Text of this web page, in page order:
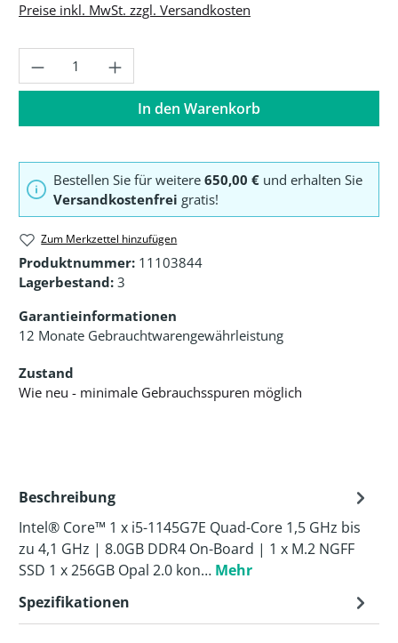
Preise inkl. MwSt. zzgl. Versandkosten
Produkt Anzahl: Gib den gewünschten
In den Warenkorb
Bestellen Sie für weitere 650,00 € und erhalten Sie
Versandkostenfrei gratis!
Zum Merkzettel hinzufügen
Produktnummer: 11103844
Lagerbestand: 3
Garantieinformationen
12 Monate Gebrauchtwarengewährleistung
Zustand
Wie neu - minimale Gebrauchsspuren möglich
Beschreibung
Intel® Core™ 1 x i5-1145G7E Quad-Core 1,5 GHz bis
zu 4,1 GHz | 8.0GB DDR4 On-Board | 1 x M.2 NGFF
SSD 1 x 256GB Opal 2.0 kon… Mehr
Spezifikationen